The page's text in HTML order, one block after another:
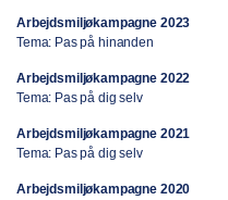
Arbejdsmiljøkampagne 2023
Tema: Pas på hinanden
Arbejdsmiljøkampagne 2022
Tema: Pas på dig selv
Arbejdsmiljøkampagne 2021
Tema: Pas på dig selv
Arbejdsmiljøkampagne 2020